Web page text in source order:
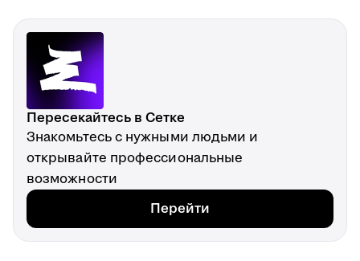
Пересекайтесь в Сетке
Знакомьтесь с нужными людьми и
открывайте профессиональные
возможности
Перейти